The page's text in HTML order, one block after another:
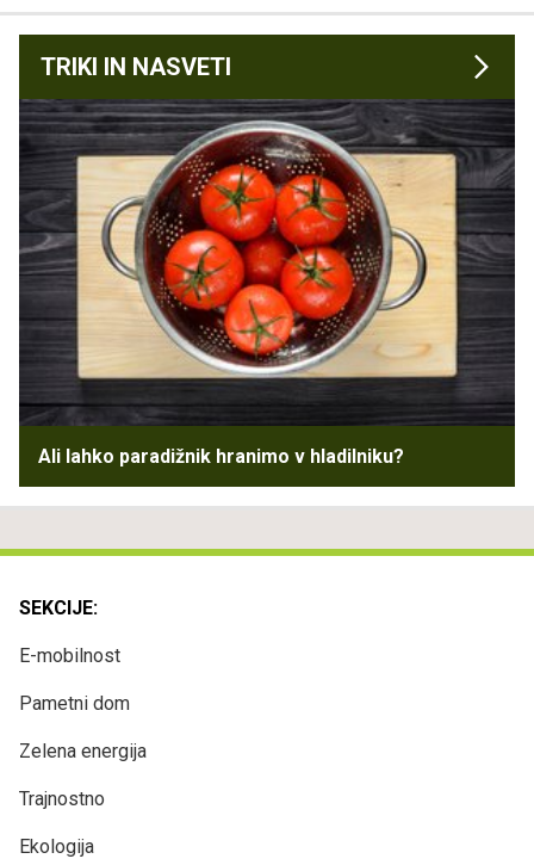
TRIKI IN NASVETI
Ali lahko paradižnik hranimo v hladilniku?
SEKCIJE:
E-mobilnost
Pametni dom
Zelena energija
Trajnostno
Ekologija